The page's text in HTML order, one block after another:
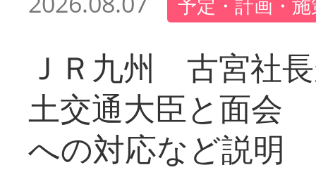
予定・計画・
ＪＲ九州 古宮社
土交通大臣と面会
への対応など説明